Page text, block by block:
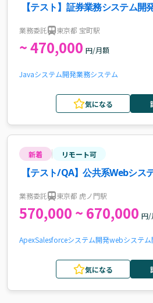
【テスト】証券業務システム開
業務委託 東京都 宝町駅
~ 470,000 円/月額
Javaシステム開発業務システム
気になる
新着 リモート可
【テスト/QA】公共系Webシス
業務委託 東京都 虎ノ門駅
570,000 ~ 670,000 円/
ApexSalesforceシステム開発webシステム
気になる